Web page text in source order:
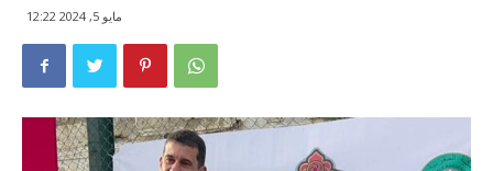
مايو 5, 2024 12:22